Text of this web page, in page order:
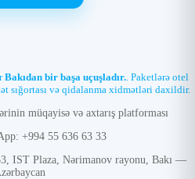
Bakıdan bir başa uçuşladır.. Paketlərə otel
sığortası və qidalanma xidmətləri daxildir.
müqayisə və axtarış platforması
+994 55 636 63 33
IST Plaza, Nərimanov rayonu, Bakı —